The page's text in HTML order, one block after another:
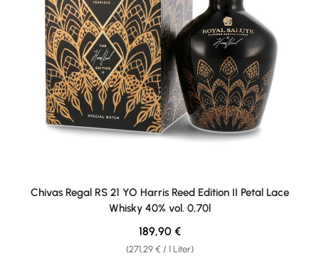
Chivas Regal RS 21 YO Harris Reed Edition II Petal Lace
Whisky 40% vol. 0,70l
(271,29 € / 1 Liter)
Regulärer Preis:
189,90 €